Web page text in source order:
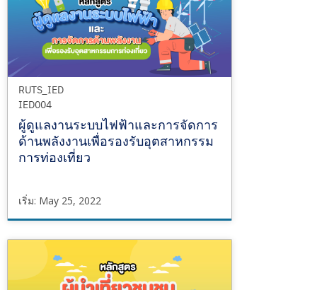
2022
RUTS_IED
IED004
ผู้ดูแลงานระบบไฟฟ้าและการจัดการ
ด้านพลังงานเพื่อรองรับอุตสาหกรรม
การท่องเที่ยว
เริ่ม: May 25, 2022
IED004
May
25,
2022